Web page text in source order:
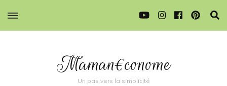
Maman€conome
Un pas vers la simplicité